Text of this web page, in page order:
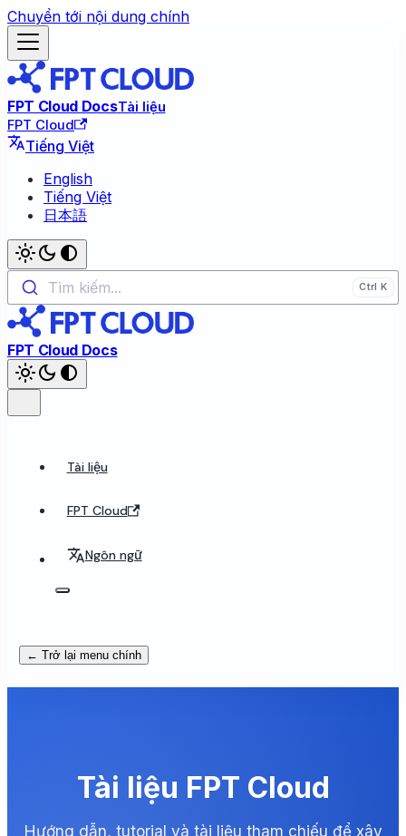
Chuyển tới nội dung chính
FPT Cloud DocsTài liệu
FPT Cloud
Tiếng Việt
English
Tiếng Việt
日本語
Tìm kiếm...
FPT Cloud Docs
Tài liệu
FPT Cloud
Ngôn ngữ
← Trở lại menu chính
Tài liệu FPT Cloud
Hướng dẫn, tutorial và tài liệu tham chiếu để xây